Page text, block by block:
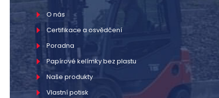
O nás
Certifikace a osvědčení
Poradna
Papírové kelímky bez plastu
Naše produkty
Vlastní potisk